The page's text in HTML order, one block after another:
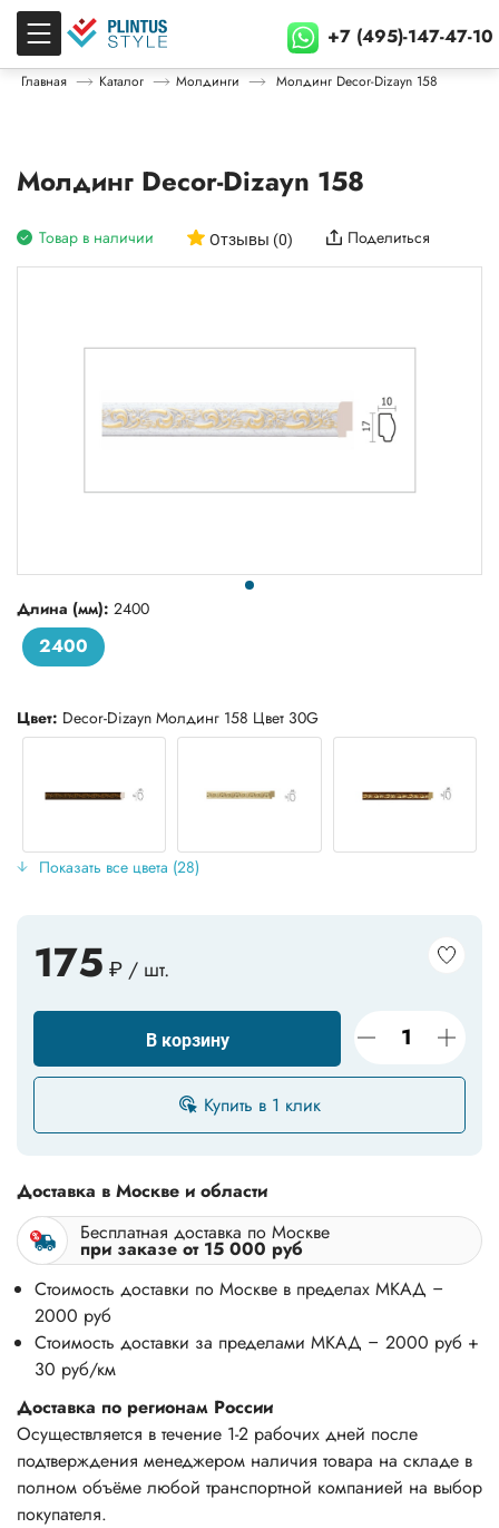
+7 (495)-147-47-10
Главная Каталог Молдинги Молдинг Decor-Dizayn 158
Молдинг Decor-Dizayn 158
Товар в наличии Отзывы (0) Поделиться
Длина (мм): 2400
2400
Цвет: Decor-Dizayn Молдинг 158 Цвет 30G
Показать все цвета (28)
175 ₽ / шт.
В корзину
Купить в 1 клик
Доставка в Москве и области
Бесплатная доставка по Москве
при заказе от 15 000 руб
Стоимость доставки по Москве в пределах МКАД –
2000 руб
Стоимость доставки за пределами МКАД – 2000 руб +
30 руб/км
Доставка по регионам России
Осуществляется в течение 1-2 рабочих дней после
подтверждения менеджером наличия товара на складе в
полном объёме любой транспортной компанией на выбор
покупателя.